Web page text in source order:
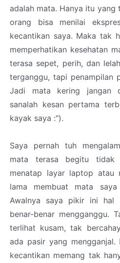
adalah mata. Hanya itu yang
orang bisa menilai
kecantikan saya. Maka tak
memperhatikan kesehatan
terasa sepet, perih, dan
terganggu, tapi penampilan
Jadi mata kering jangan
sanalah kesan pertama
kayak saya :").
Saya pernah tuh
mata terasa begitu tidak
menatap layar laptop atau
lama membuat mata
Awalnya saya pikir ini hal
benar-benar mengganggu.
terlihat kusam, tak
ada pasir yang mengganjal.
kecantikan memang tak